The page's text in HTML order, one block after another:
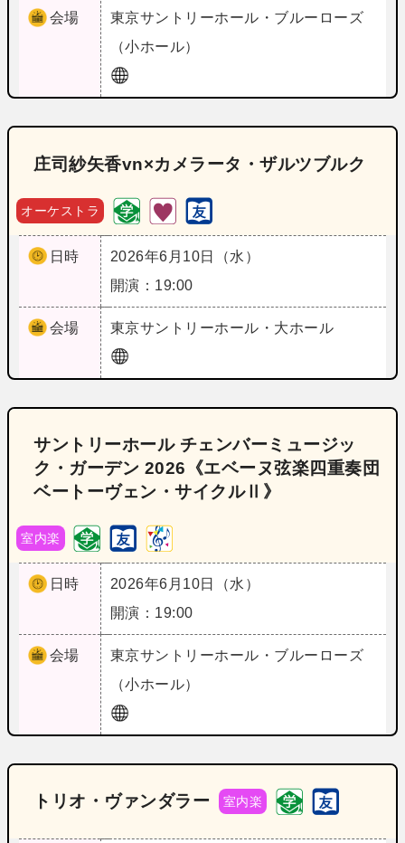
会場 東京サントリーホール・ブルーローズ
（小ホール）
庄司紗矢香vn×カメラータ・ザルツブルク
オーケストラ
日時
2026年6月10日（水）
開演：19:00
会場 東京サントリーホール・大ホール
サントリーホール チェンバーミュージッ
ク・ガーデン 2026《エベーヌ弦楽四重奏団
ベートーヴェン・サイクルⅡ》
室内楽
日時
2026年6月10日（水）
開演：19:00
会場 東京サントリーホール・ブルーローズ
（小ホール）
トリオ・ヴァンダラー 室内楽